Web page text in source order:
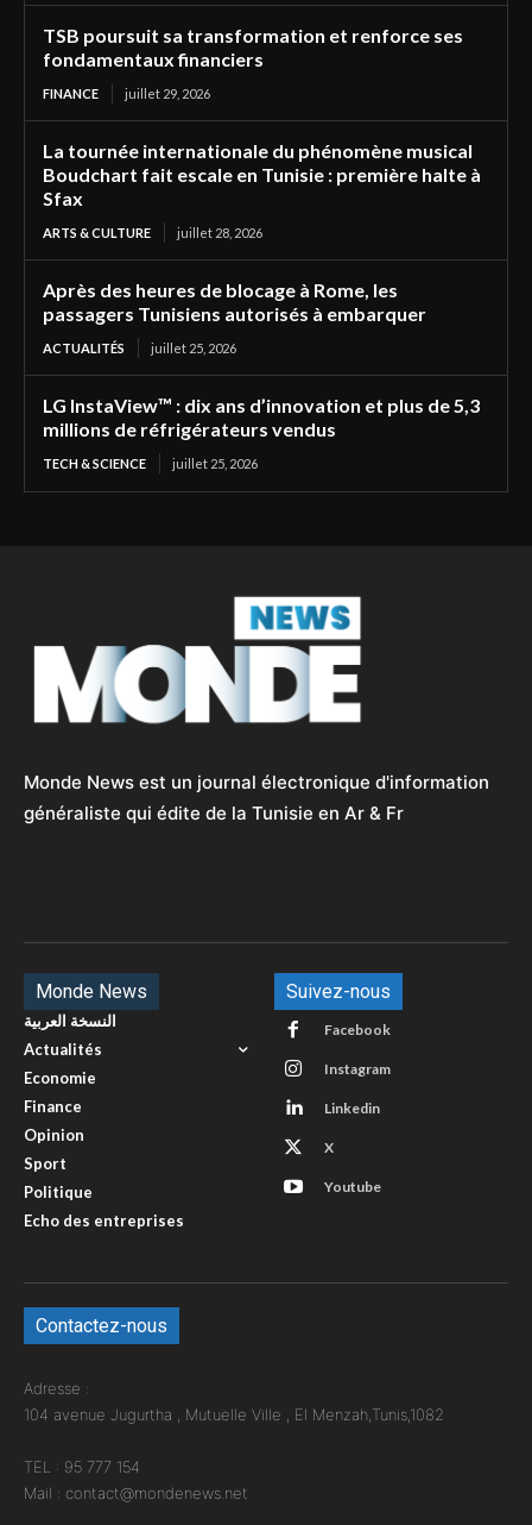
TSB poursuit sa transformation et renforce ses
fondamentaux financiers
FINANCE juillet 29, 2026
La tournée internationale du phénomène musical
Boudchart fait escale en Tunisie : première halte à
Sfax
ARTS & CULTURE juillet 28, 2026
Après des heures de blocage à Rome, les
passagers Tunisiens autorisés à embarquer
ACTUALITÉS juillet 25, 2026
LG InstaView™ : dix ans d’innovation et plus de 5,3
millions de réfrigérateurs vendus
TECH & SCIENCE juillet 25, 2026
Monde News est un journal électronique d'information
généraliste qui édite de la Tunisie en Ar & Fr
Monde News
النسخة العربية
Actualités
Economie
Finance
Opinion
Sport
Politique
Echo des entreprises
Suivez-nous
Facebook
Instagram
Linkedin
X
Youtube
Contactez-nous
Adresse :
104 avenue Jugurtha , Mutuelle Ville , El Menzah,Tunis,1082
TEL : 95 777 154
Mail : contact@mondenews.net